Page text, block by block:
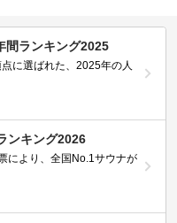
間ランキング2025
に選ばれた、2025年の人
ンキング2026
により、全国No.1サウナが